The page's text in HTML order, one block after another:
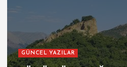
GÜNCEL YAZILAR
YUNAK SÜLÜKLÜ